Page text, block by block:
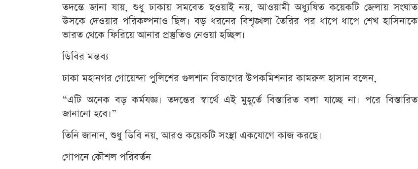
তদন্তে জানা যায়, শুধু ঢাকায় সমবেত হওয়াই নয়, আওয়ামী অধ্যুষিত কয়েকটি জেলায় সংঘাত
উসকে দেওয়ার পরিকল্পনাও ছিল। বড় ধরনের বিশৃঙ্খলা তৈরির পর ধাপে ধাপে শেখ হাসিনাকে
ভারত থেকে ফিরিয়ে আনার প্রস্তুতিও নেওয়া হচ্ছিল।
ডিবির মন্তব্য
ঢাকা মহানগর গোয়েন্দা পুলিশের গুলশান বিভাগের উপকমিশনার কামরুল হাসান বলেন,
“এটি অনেক বড় কর্মযজ্ঞ। তদন্তের স্বার্থে এই মুহূর্তে বিস্তারিত বলা যাচ্ছে না। পরে বিস্তারিত
জানানো হবে।”
তিনি জানান, শুধু ডিবি নয়, আরও কয়েকটি সংস্থা একযোগে কাজ করছে।
গোপনে কৌশল পরিবর্তন